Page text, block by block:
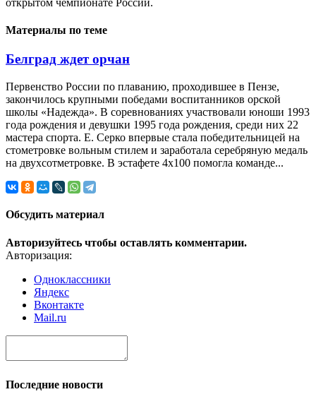
открытом чемпионате России.
Материалы по теме
Белград ждет орчан
Первенство России по плаванию, проходившее в Пензе,
закончилось крупными победами воспитанников орской
школы «Надежда». В соревнованиях участвовали юноши 1993
года рождения и девушки 1995 года рождения, среди них 22
мастера спорта. Е. Серко впервые стала победительницей на
стометровке вольным стилем и заработала серебряную медаль
на двухсотметровке. В эстафете 4х100 помогла команде...
Обсудить материал
Авторизуйтесь чтобы оставлять комментарии.
Авторизация:
Одноклассники
Яндекс
Вконтакте
Mail.ru
Последние новости